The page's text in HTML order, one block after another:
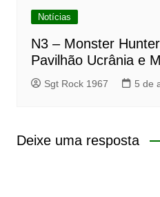
Notícias
N3 – Monster
Pavilhão Ucrânia e
Sgt Rock 1967 5 de
Deixe uma resposta